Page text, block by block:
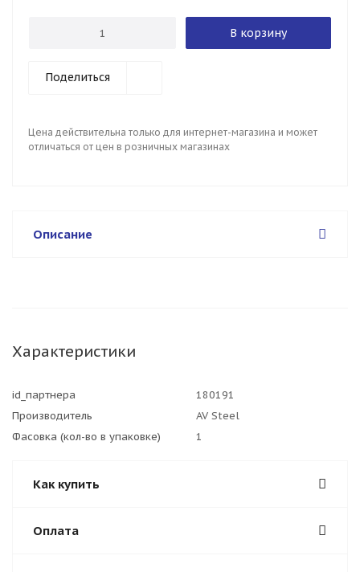
В корзину
Поделиться
Цена действительна только для интернет-магазина и может
отличаться от цен в розничных магазинах
Описание
Характеристики
id_партнера
180191
Производитель
AV Steel
Фасовка (кол-во в упаковке)
1
Как купить
Оплата